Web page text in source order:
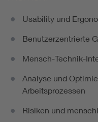
Usability und
Benutzerzentrierte
Mensch-Technik-
Analyse und
Arbeitsprozessen
Risiken und